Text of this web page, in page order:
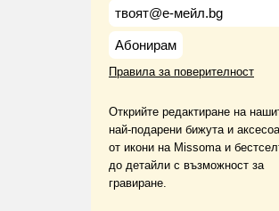
Абонирам
Правила за поверителност
Открийте редактиране на
най-подарени бижута и
от икони на Missoma и
до детайли с възможност за
гравиране.